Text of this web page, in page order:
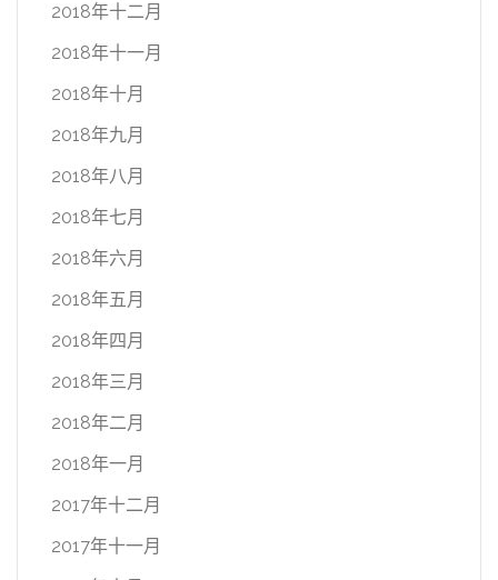
2018年十二月
2018年十一月
2018年十月
2018年九月
2018年八月
2018年七月
2018年六月
2018年五月
2018年四月
2018年三月
2018年二月
2018年一月
2017年十二月
2017年十一月